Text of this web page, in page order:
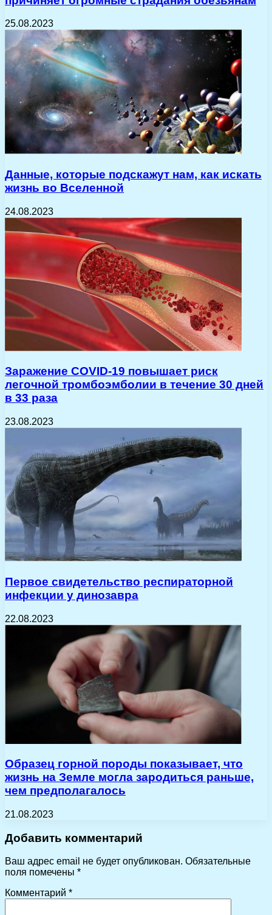
25.08.2023
Данные, которые подскажут нам, как искать
жизнь во Вселенной
24.08.2023
Заражение COVID-19 повышает риск
легочной тромбоэмболии в течение 30 дней
в 33 раза
23.08.2023
Первое свидетельство респираторной
инфекции у динозавра
22.08.2023
Образец горной породы показывает, что
жизнь на Земле могла зародиться раньше,
чем предполагалось
21.08.2023
Добавить комментарий
Ваш адрес email не будет опубликован. Обязательные
поля помечены *
Комментарий *